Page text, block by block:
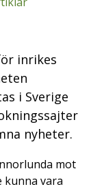
inrikes
i Sverige
nyheter.
mot
kunna vara